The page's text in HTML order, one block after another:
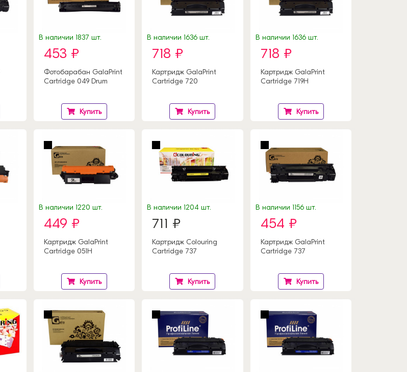
В наличии 1837 шт.
453 ₽
Фотобарабан GalaPrint
Cartridge 049 Drum
Купить
В наличии 1636 шт.
718 ₽
Картридж GalaPrint
Cartridge 720
Купить
В наличии 1636 шт.
718 ₽
Картридж GalaPrint
Cartridge 719H
Купить
В наличии 1220 шт.
449 ₽
Картридж GalaPrint
Cartridge 051H
Купить
В наличии 1204 шт.
711 ₽
Картридж Colouring
Cartridge 737
Купить
В наличии 1156 шт.
454 ₽
Картридж GalaPrint
Cartridge 737
Купить